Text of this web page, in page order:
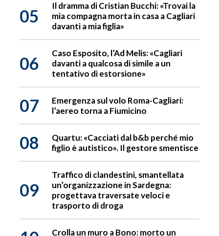
05
Il dramma di Cristian Bucchi: «Trovai la
mia compagna morta in casa a Cagliari
davanti a mia figlia»
06
Caso Esposito, l’Ad Melis: «Cagliari
davanti a qualcosa di simile a un
tentativo di estorsione»
07
Emergenza sul volo Roma-Cagliari:
l’aereo torna a Fiumicino
08
Quartu: «Cacciati dal b&b perché mio
figlio è autistico». Il gestore smentisce
09
Traffico di clandestini, smantellata
un’organizzazione in Sardegna:
progettava traversate veloci e
trasporto di droga
Crolla un muro a Bono: morto un